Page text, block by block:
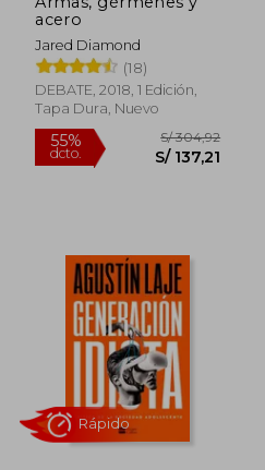
acero
Jared Diamond
(18)
DEBATE, 2018, 1 Edición,
Tapa Dura, Nuevo
55%
dcto.
S/ 304,92
S/ 137,21